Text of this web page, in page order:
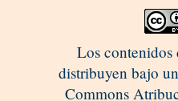
Los contenidos
distribuyen bajo
Commons